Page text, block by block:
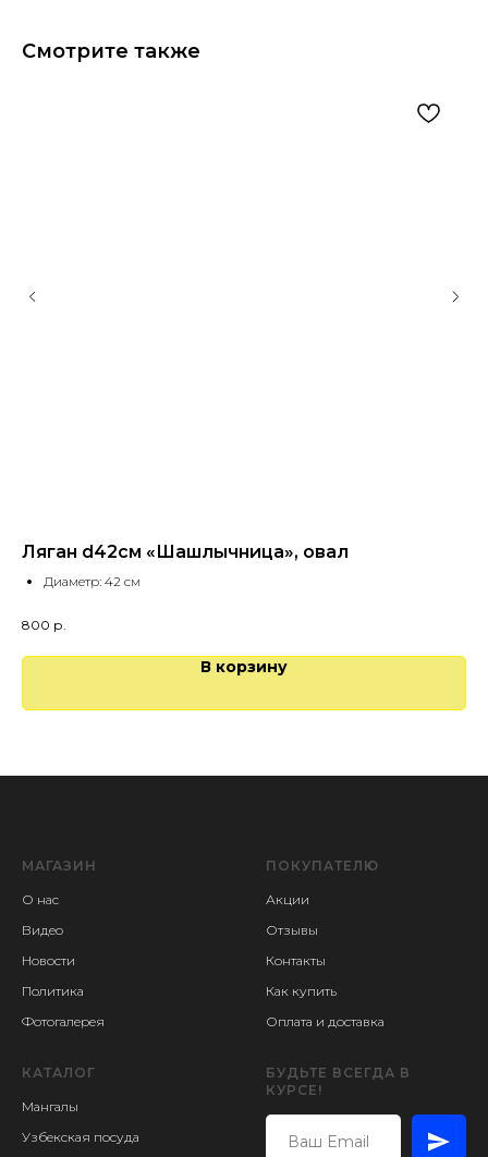
Смотрите также
Ляган d42см «Шашлычница», овал
Диаметр: 42 см
800 р.
В корзину
МАГАЗИН
О нас
Видео
Новости
Политика
Фотогалерея
ПОКУПАТЕЛЮ
Акции
Отзывы
Контакты
Как купить
Оплата и доставка
КАТАЛОГ
Мангалы
Узбекская посуда
БУДЬТЕ ВСЕГДА В
КУРСЕ!